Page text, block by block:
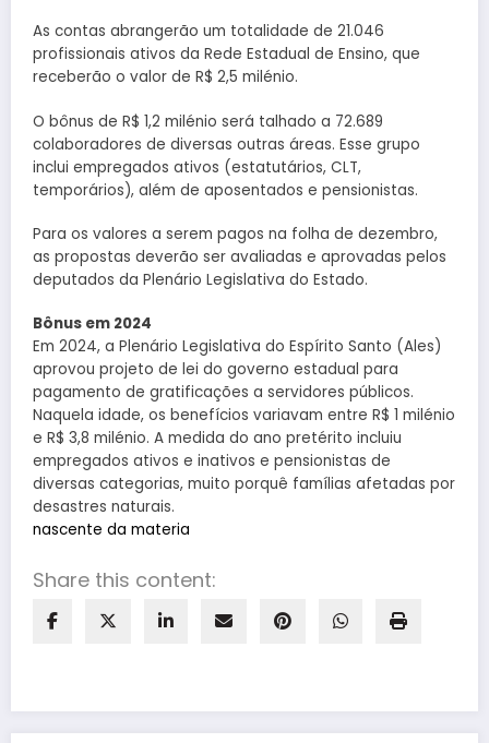
As contas abrangerão um totalidade de 21.046
profissionais ativos da Rede Estadual de Ensino, que
receberão o valor de R$ 2,5 milénio.
O bônus de R$ 1,2 milénio será talhado a 72.689
colaboradores de diversas outras áreas. Esse grupo
inclui empregados ativos (estatutários, CLT,
temporários), além de aposentados e pensionistas.
Para os valores a serem pagos na folha de dezembro,
as propostas deverão ser avaliadas e aprovadas pelos
deputados da Plenário Legislativa do Estado.
Bônus em 2024
Em 2024, a Plenário Legislativa do Espírito Santo (Ales)
aprovou projeto de lei do governo estadual para
pagamento de gratificações a servidores públicos.
Naquela idade, os benefícios variavam entre R$ 1 milénio
e R$ 3,8 milénio. A medida do ano pretérito incluiu
empregados ativos e inativos e pensionistas de
diversas categorias, muito porquê famílias afetadas por
desastres naturais.
nascente da materia
Share this content: